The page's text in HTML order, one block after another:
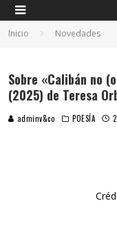
Inicio Novedades
Sobre «Calibán no
(2025) de Teresa
adminv&co POESÍA